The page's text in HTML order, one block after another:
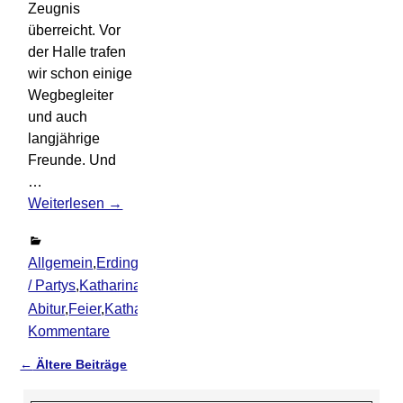
Zeugnis
überreicht. Vor
der Halle trafen
wir schon einige
Wegbegleiter
und auch
langjährige
Freunde. Und
…
Weiterlesen →
Allgemein,Erding
/ Partys,Katharina
Abitur,Feier,Katharina
Kommentare
← Ältere Beiträge